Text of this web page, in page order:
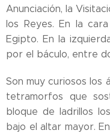
Anunciación, la
los Reyes. En la
Egipto. En la
por el báculo, entre
Son muy curiosos los
tetramorfos que
bloque de ladrillos
bajo el altar mayor.